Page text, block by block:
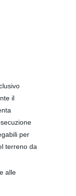
il
per
terreno da
alle